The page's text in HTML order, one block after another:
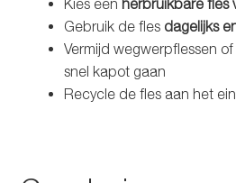
Kies een herbruikbare fles
Gebruik de fles dagelijks
Vermijd wegwerpflessen
snel kapot gaan
Recycle de fles aan het